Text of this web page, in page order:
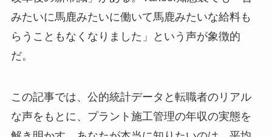
みたいに馬鹿みたいに働いて馬鹿みたいな給料も
らうこともなくなりました」という声が象徴的
だ。
この記事では、公的統計データと転職者のリアル
な声をもとに、プラント施工管理の年収の実態を